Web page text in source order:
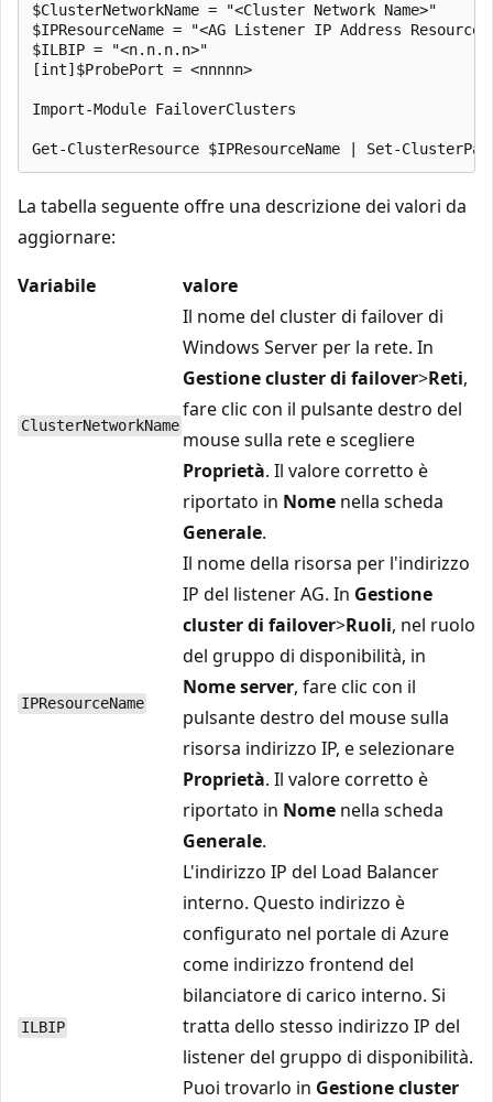
$ClusterNetworkName = "<Cluster Network Name>"
$IPResourceName = "<AG Listener IP Address Resource
$ILBIP = "<n.n.n.n>"
[int]$ProbePort = <nnnnn>
Import-Module FailoverClusters
La tabella seguente offre una descrizione dei valori da
aggiornare:
Variabile
valore
ClusterNetworkName
Il nome del cluster di failover di
Windows Server per la rete. In
Gestione cluster di failover>Reti,
fare clic con il pulsante destro del
mouse sulla rete e scegliere
Proprietà. Il valore corretto è
riportato in Nome nella scheda
Generale.
IPResourceName
Il nome della risorsa per l'indirizzo
IP del listener AG. In Gestione
cluster di failover>Ruoli, nel ruolo
del gruppo di disponibilità, in
Nome server, fare clic con il
pulsante destro del mouse sulla
risorsa indirizzo IP, e selezionare
Proprietà. Il valore corretto è
riportato in Nome nella scheda
Generale.
ILBIP
L'indirizzo IP del Load Balancer
interno. Questo indirizzo è
configurato nel portale di Azure
come indirizzo frontend del
bilanciatore di carico interno. Si
tratta dello stesso indirizzo IP del
listener del gruppo di disponibilità.
Puoi trovarlo in Gestione cluster